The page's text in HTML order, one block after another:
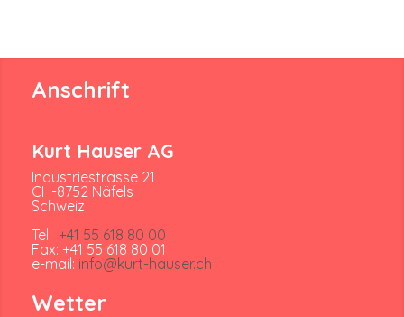
Anschrift
Kurt Hauser AG
Industriestrasse 21
CH-8752 Näfels
Schweiz
Tel: +41 55 618 80 00
Fax: +41 55 618 80 01
e-mail: info@kurt-hauser.ch
Wetter